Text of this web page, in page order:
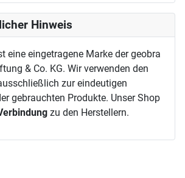
Hinweis
eine eingetragene Marke der geobra
& Co. KG. Wir verwenden den
zur eindeutigen
gebrauchten Produkte. Unser Shop
zu den Herstellern.